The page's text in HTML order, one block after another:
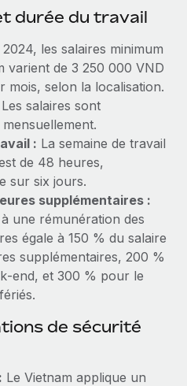
informatiques
et en toute
international
de vos
sociaux
de Remote :
et Gestion des
d'aider les entreprises de
et payer...
ses 55 employés
grâce à Remote
encourage les...
durée du travail
les salaires minimum
varient de 3 250 000 VND
mois, selon la localisation.
Les salaires sont
: La semaine de travail
de 48 heures,
sur six jours.
supplémentaires :
une rémunération des
égale à 150 % du salaire
supplémentaires, 200 %
et 300 % pour le
de sécurité
Le Vietnam applique un